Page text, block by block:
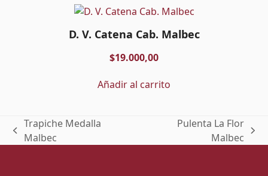
D. V. Catena Cab. Malbec
$19.000,00
Añadir al carrito
previous
Trapiche Medalla
Malbec
Pulenta La Flor
Malbec